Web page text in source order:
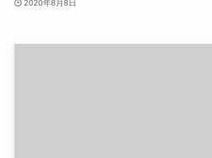
2020年8月8日